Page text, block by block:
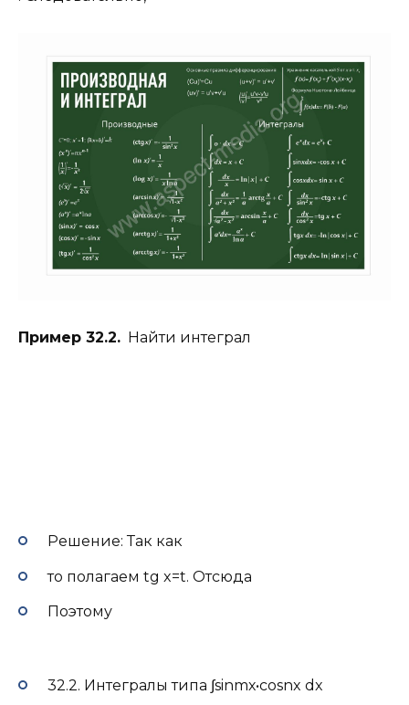
Пример 32.2. Найти интеграл
Решение: Так как
то полагаем tg x=t. Отсюда
Поэтому
32.2. Интегралы типа ∫sinmх•cosnx dx